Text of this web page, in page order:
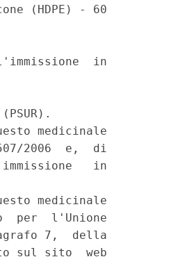
(HDPE) - 60
in
(PSUR).
medicinale
2006  e,  di
in
medicinale
per  l'Unione
7,  della
sul sito  web